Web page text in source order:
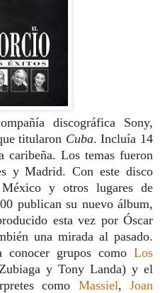
discográfica Sony,
titularon Cuba. Incluía 14
caribeña. Los temas fueron
y Madrid. Con este disco
y otros lugares de
publican su nuevo álbum,
esta vez por Óscar
una mirada al pasado.
conocer grupos como Los
y Tony Landa) y el
como Massiel,Joan